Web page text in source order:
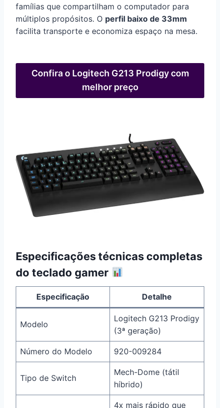
famílias que compartilham o computador para
múltiplos propósitos. O perfil baixo de 33mm
facilita transporte e economiza espaço na mesa.
Confira o Logitech G213 Prodigy com
melhor preço
Especificações técnicas completas
do teclado gamer
Especificação Detalhe
Modelo
Logitech G213 Prodigy
(3ª geração)
Número do Modelo 920-009284
Tipo de Switch
Mech-Dome (tátil
híbrido)
4x mais rápido que